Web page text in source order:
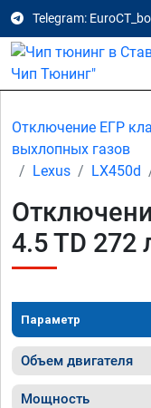
Telegram:
Отключение ЕГР
выхлопных газов
Lexus
LX450d
4.5 TD 272
Параметр
Объем двигателя
Мощность